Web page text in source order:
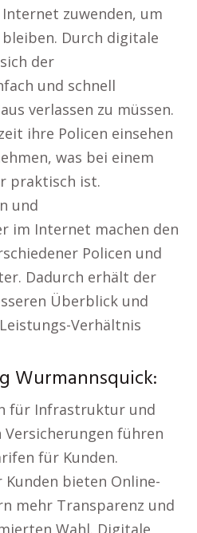
zuwenden, um
Durch digitale
der
und schnell
verlassen zu müssen.
ihre Policen einsehen
was bei einem
praktisch ist.
und
im Internet machen den
Policen und
Dadurch erhält der
Überblick und
Verhältnis
Wurmannsquick:
für Infrastruktur und
führen
für Kunden.
bieten Online-
mehr Transparenz und
Wahl. Digitale